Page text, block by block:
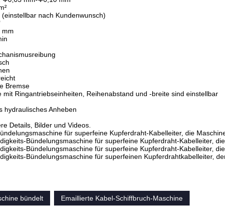
nach Kundenwunsch)
Bremse
mit Ringantriebseinheiten, Reihenabstand und -breite sind einstellbar
hydraulisches Anheben
Details, Bilder und Videos.
für superfeine Kupferdraht-Kabelleiter, die
Bündelungsmaschine für superfeine Kupferdraht-Kabelleiter,
Bündelungsmaschine für superfeine Kupferdraht-Kabelleiter,
Bündelungsmaschine für superfeinen Kupferdrahtkabelleiter,
bündelt Emaillierte Kabel-Schiffbruch-Maschine